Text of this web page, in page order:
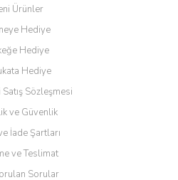
Ürünler
Hediye
Hediye
Hediye
Sözleşmesi
ve Güvenlik
İade Şartları
ve Teslimat
Sorular